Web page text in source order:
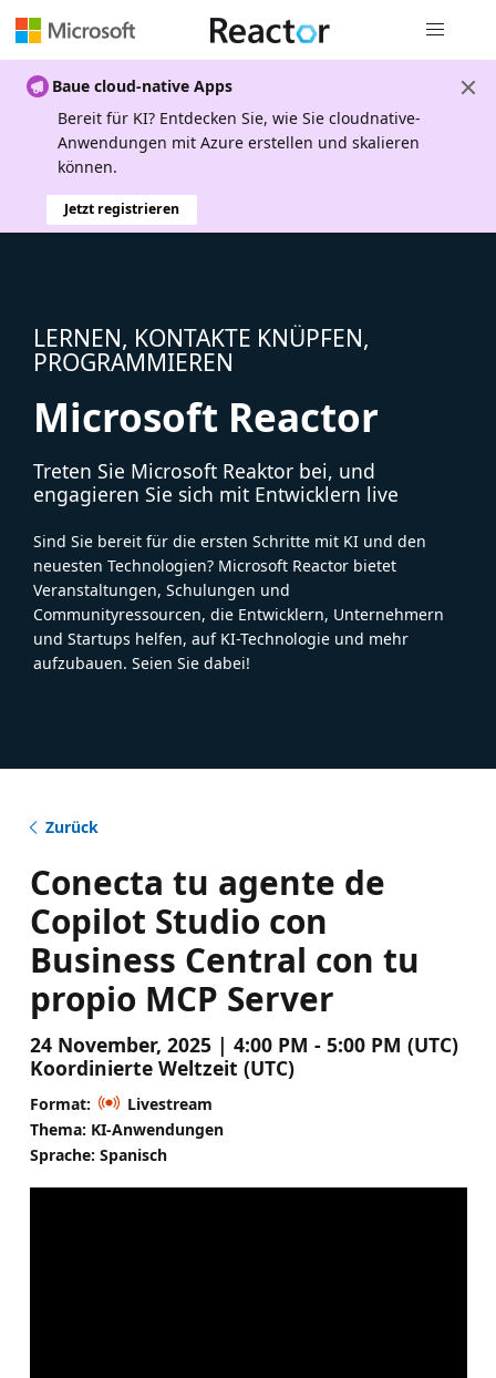
Baue cloud-native Apps
Bereit für KI? Entdecken Sie, wie Sie cloudnative-
Anwendungen mit Azure erstellen und skalieren
können.
Jetzt registrieren
LERNEN, KONTAKTE KNÜPFEN,
PROGRAMMIEREN
Microsoft Reactor
Treten Sie Microsoft Reaktor bei, und
engagieren Sie sich mit Entwicklern live
Sind Sie bereit für die ersten Schritte mit KI und den
neuesten Technologien? Microsoft Reactor bietet
Veranstaltungen, Schulungen und
Communityressourcen, die Entwicklern, Unternehmern
und Startups helfen, auf KI-Technologie und mehr
aufzubauen. Seien Sie dabei!
Zurück
Conecta tu agente de
Copilot Studio con
Business Central con tu
propio MCP Server
24 November, 2025 | 4:00 PM - 5:00 PM (UTC)
Koordinierte Weltzeit (UTC)
Format:
Livestream
Thema: KI-Anwendungen
Sprache: Spanisch